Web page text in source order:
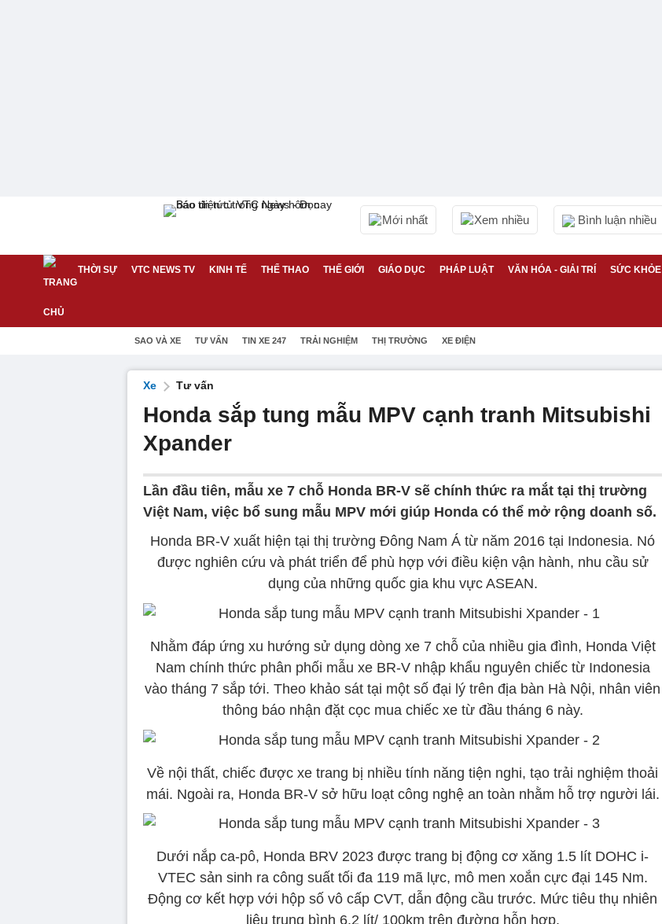
Mới nhất Xem nhiều Bình luận nhiều
THỜI SỰ VTC NEWS TV KINH TẾ THỂ THAO THẾ GIỚI GIÁO DỤC PHÁP LUẬT VĂN HÓA - GIẢI TRÍ SỨC KHỎE
SAO VÀ XE TƯ VẤN TIN XE 247 TRẢI NGHIỆM THỊ TRƯỜNG XE ĐIỆN
Xe Tư vấn
Honda sắp tung mẫu MPV cạnh tranh Mitsubishi
Xpander
Lần đầu tiên, mẫu xe 7 chỗ Honda BR-V sẽ chính thức ra mắt tại thị trường
Việt Nam, việc bổ sung mẫu MPV mới giúp Honda có thể mở rộng doanh số.
Honda BR-V xuất hiện tại thị trường Đông Nam Á từ năm 2016 tại Indonesia. Nó
được nghiên cứu và phát triển để phù hợp với điều kiện vận hành, nhu cầu sử
dụng của những quốc gia khu vực ASEAN.
Nhằm đáp ứng xu hướng sử dụng dòng xe 7 chỗ của nhiều gia đình, Honda Việt
Nam chính thức phân phối mẫu xe BR-V nhập khẩu nguyên chiếc từ Indonesia
vào tháng 7 sắp tới. Theo khảo sát tại một số đại lý trên địa bàn Hà Nội, nhân viên
thông báo nhận đặt cọc mua chiếc xe từ đầu tháng 6 này.
Về nội thất, chiếc được xe trang bị nhiều tính năng tiện nghi, tạo trải nghiệm thoải
mái. Ngoài ra, Honda BR-V sở hữu loạt công nghệ an toàn nhằm hỗ trợ người lái.
Dưới nắp ca-pô, Honda BRV 2023 được trang bị động cơ xăng 1.5 lít DOHC i-
VTEC sản sinh ra công suất tối đa 119 mã lực, mô men xoắn cực đại 145 Nm.
Động cơ kết hợp với hộp số vô cấp CVT, dẫn động cầu trước. Mức tiêu thụ nhiên
liệu trung bình 6.2 lít/ 100km trên đường hỗn hợp.